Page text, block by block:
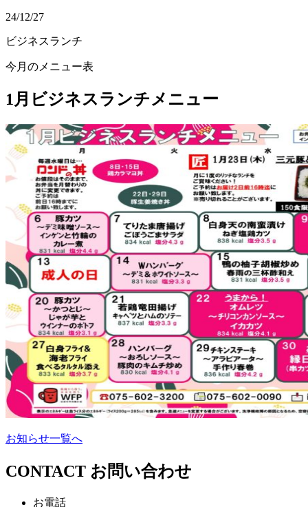
24/12/27
ビジネスランチ
今月のメニュー表
1月ビジネスランチメニュー
お知らせ一覧へ
CONTACT お問い合わせ
お電話